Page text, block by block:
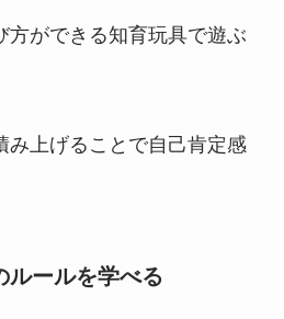
方ができる知育玩具で遊ぶ
み上げることで自己肯定感
ルールを学べる